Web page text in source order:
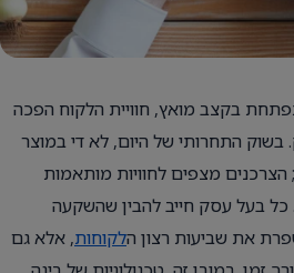
בקצב מואץ, חוויית הלקוח הפכה
התחרותי של היום, לא די במוצר
הצרכנים מצפים לחוויות מותאמות
כל בעל עסק חייב להבין שהשקעה
את שביעות רצון הלקוחות, אלא גם